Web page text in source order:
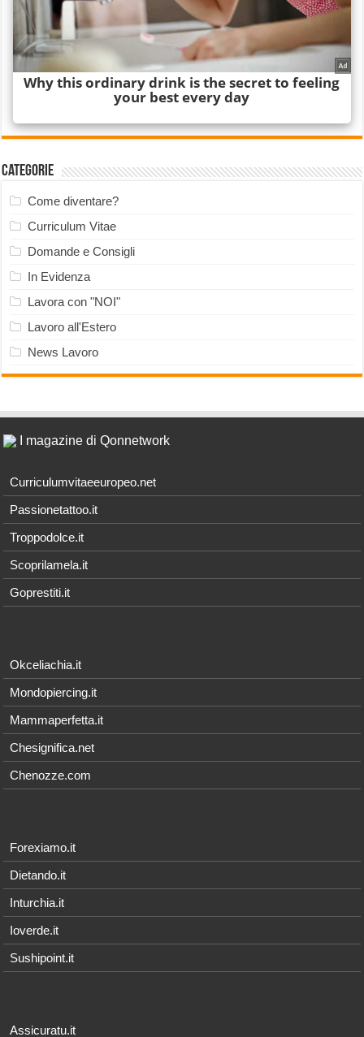
Categorie
Come diventare?
Curriculum Vitae
Domande e Consigli
In Evidenza
Lavora con "NOI"
Lavoro all'Estero
News Lavoro
I magazine di Qonnetwork
Curriculumvitaeeuropeo.net
Passionetattoo.it
Troppodolce.it
Scoprilamela.it
Goprestiti.it
Okceliachia.it
Mondopiercing.it
Mammaperfetta.it
Chesignifica.net
Chenozze.com
Forexiamo.it
Dietando.it
Inturchia.it
Ioverde.it
Sushipoint.it
Assicuratu.it